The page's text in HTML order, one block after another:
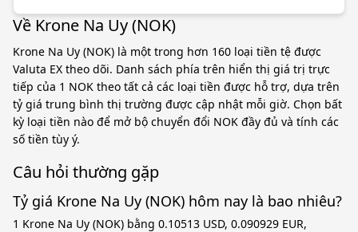
Về Krone Na Uy (NOK)
Krone Na Uy (NOK) là một trong hơn 160 loại tiền tệ được
Valuta EX theo dõi. Danh sách phía trên hiển thị giá trị trực
tiếp của 1 NOK theo tất cả các loại tiền được hỗ trợ, dựa trên
tỷ giá trung bình thị trường được cập nhật mỗi giờ. Chọn bất
kỳ loại tiền nào để mở bộ chuyển đổi NOK đầy đủ và tính các
số tiền tùy ý.
Câu hỏi thường gặp
Tỷ giá Krone Na Uy (NOK) hôm nay là bao nhiêu?
1 Krone Na Uy (NOK) bằng 0.10513 USD, 0.090929 EUR,